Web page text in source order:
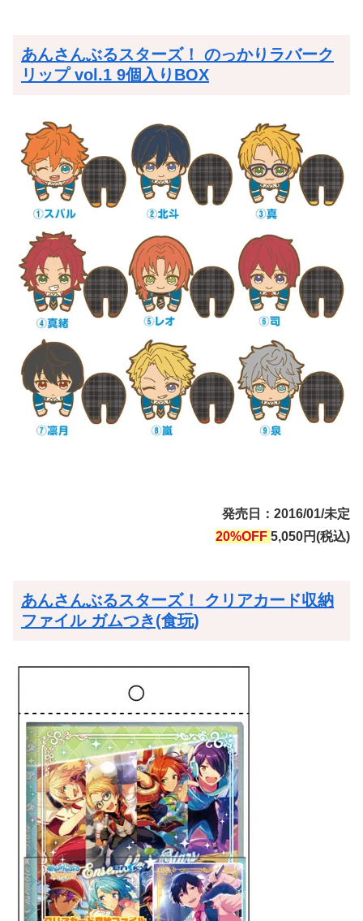
あんさんぶるスターズ！ のっかりラバーク
リップ vol.1 9個入りBOX
発売日：2016/01/未定
20%OFF 5,050円(税込)
あんさんぶるスターズ！ クリアカード収納
ファイル ガムつき(食玩)